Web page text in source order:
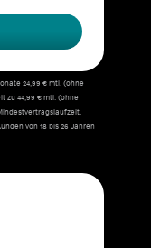
24,99 € mtl. (ohne
zu 44,99 € mtl. (ohne
von 18 bis 26 Jahren